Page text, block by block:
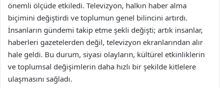
önemli ölçüde etkiledi. Televizyon, halkın haber alma
biçimini değiştirdi ve toplumun genel bilincini artırdı.
İnsanların gündemi takip etme şekli değişti; artık insanlar,
haberleri gazetelerden değil, televizyon ekranlarından alır
hale geldi. Bu durum, siyasi olayların, kültürel etkinliklerin
ve toplumsal değişimlerin daha hızlı bir şekilde kitlelere
ulaşmasını sağladı.